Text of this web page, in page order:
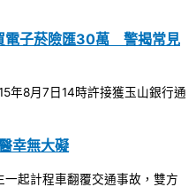
電子菸險匯30萬 警揭常見
年8月7日14時許接獲玉山銀行通
幸無大礙
一起計程車翻覆交通事故，雙方